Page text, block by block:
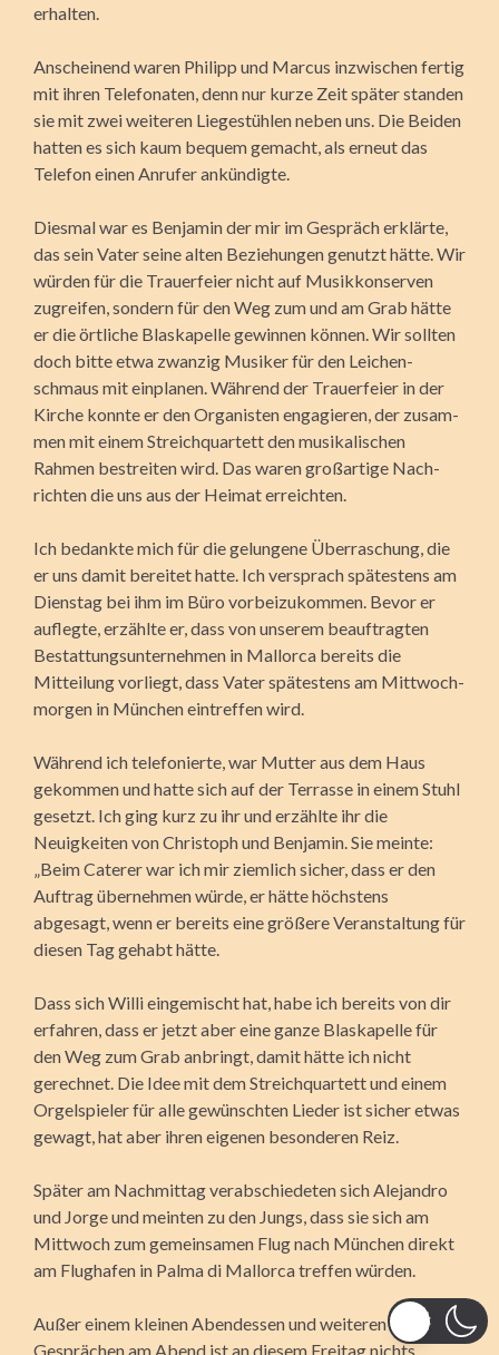
erhalten.
Anscheinend waren Philipp und Marcus inzwischen fertig
mit ihren Telefo­naten, denn nur kurze Zeit später standen
sie mit zwei weiteren Liegestühlen neben uns. Die Beiden
hatten es sich kaum bequem gemacht, als erneut das
Telefon einen Anrufer ankündigte.
Diesmal war es Benjamin der mir im Gespräch erklärte,
das sein Vater seine alten Beziehungen genutzt hätte. Wir
würden für die Trauerfeier nicht auf Musikkonserven
zugreifen, sondern für den Weg zum und am Grab hätte
er die örtliche Blaskapelle gewinnen können. Wir soll­ten
doch bitte etwa zwanzig Musiker für den Leichen­
schmaus mit einplanen. Während der Trauerfeier in der
Kirche konnte er den Organisten engagieren, der zusam­
men mit einem Streich­quartett den musikalischen
Rahmen bestreiten wird. Das waren großartige Nach­
rich­ten die uns aus der Heimat erreich­ten.
Ich be­dankte mich für die gelungene Überraschung, die
er uns damit bereitet hatte. Ich versprach spätestens am
Dienstag bei ihm im Büro vorbeizukommen. Bevor er
auflegte, erzählte er, dass von unserem beauftragten
Bestattungsunternehmen in Mallorca bereits die
Mitteilung vorliegt, dass Vater spätestens am Mittwoch­
morgen in München eintreffen wird.
Während ich telefonierte, war Mutter aus dem Haus
gekommen und hatte sich auf der Terrasse in einem Stuhl
gesetzt. Ich ging kurz zu ihr und erzählte ihr die
Neuigkeiten von Christoph und Benjamin. Sie meinte:
„Beim Caterer war ich mir ziemlich sicher, dass er den
Auftrag übernehmen würde, er hätte höchstens
abgesagt, wenn er bereits eine größere Veranstaltung für
diesen Tag gehabt hätte.
Dass sich Willi eingemischt hat, habe ich bereits von dir
erfahren, dass er jetzt aber eine ganze Blaskapelle für
den Weg zum Grab anbringt, damit hätte ich nicht
gerechnet. Die Idee mit dem Streichquartett und einem
Orgelspieler für alle gewünschten Lieder ist sicher etwas
gewagt, hat aber ihren eigenen besonderen Reiz.
Später am Nachmittag verabschiedeten sich Alejandro
und Jorge und meinten zu den Jungs, dass sie sich am
Mittwoch zum gemeinsamen Flug nach München direkt
am Flughafen in Palma di Mallorca treffen würden.
Außer einem kleinen Abendessen und weiteren
Gesprächen am Abend ist an diesem Freitag nichts